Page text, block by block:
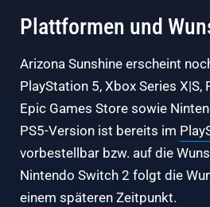
Plattformen und
Arizona Sunshine erscheint
PlayStation 5, Xbox Series X|S,
Epic Games Store sowie
PS5-Version ist bereits im
vorbestellbar bzw. auf die
Nintendo Switch 2 folgt die
einem späteren Zeitpunkt.